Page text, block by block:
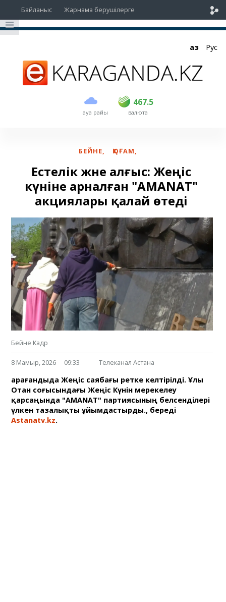
Байланыс Жарнама берушілерге
Қаз Рус
ауа райы
467.5
USD 466 467.5
EUR валюта
БЕЙНЕ, ҚОҒАМ,
Естелік және алғыс: Жеңіс
күніне арналған "AMANAT"
акциялары қалай өтеді
Бейне Кадр
8 Мамыр, 2026 09:33 Телеканал Астана
Қарағандыда Жеңіс саябағы ретке келтірілді. Ұлы
Отан соғысындағы Жеңіс Күнін мерекелеу
қарсаңында "AMANAT" партиясының белсенділері
үлкен тазалықты ұйымдастырды., береді
Аstanatv.kz.